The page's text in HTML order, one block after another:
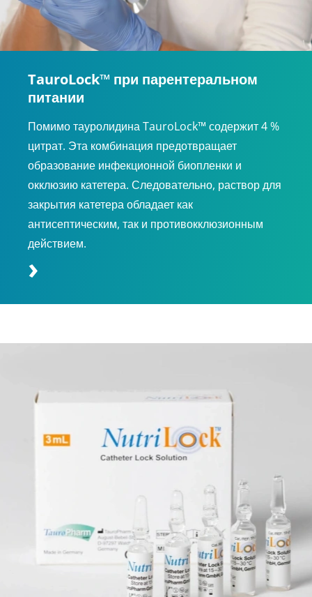
TauroLock™ при парентеральном
питании
Помимо тауролидина TauroLock™ содержит 4 %
цитрат. Эта комбинация предотвращает
образование инфекционной биопленки и
окклюзию катетера. Следовательно, раствор для
закрытия катетера обладает как
антисептическим, так и противокклюзионным
действием.